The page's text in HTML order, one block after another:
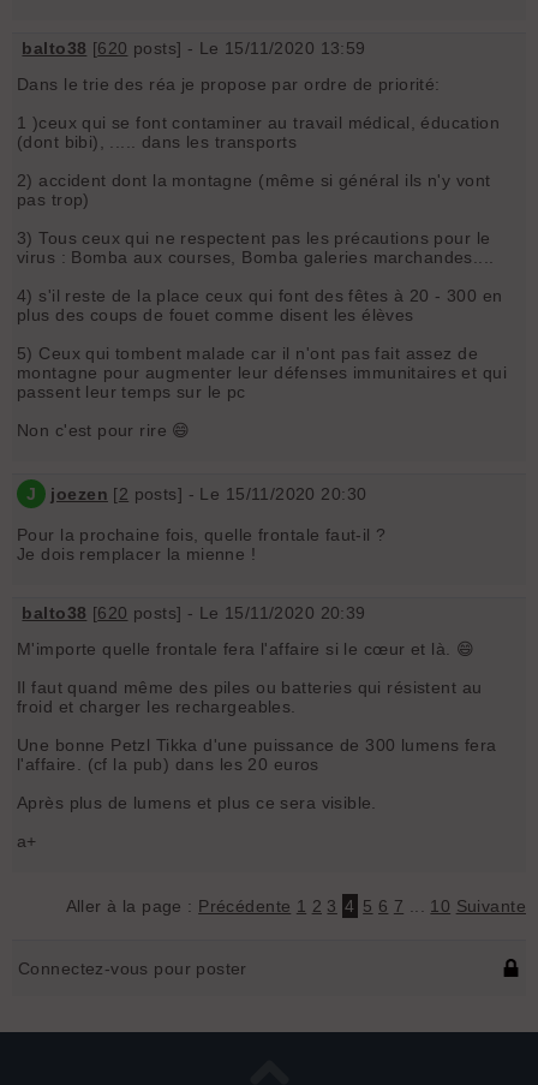
balto38 [620 posts] - Le 15/11/2020 13:59
Dans le trie des réa je propose par ordre de priorité:
1 )ceux qui se font contaminer au travail médical, éducation
(dont bibi), ..... dans les transports
2) accident dont la montagne (même si général ils n'y vont
pas trop)
3) Tous ceux qui ne respectent pas les précautions pour le
virus : Bomba aux courses, Bomba galeries marchandes....
4) s'il reste de la place ceux qui font des fêtes à 20 - 300 en
plus des coups de fouet comme disent les élèves
5) Ceux qui tombent malade car il n'ont pas fait assez de
montagne pour augmenter leur défenses immunitaires et qui
passent leur temps sur le pc
Non c'est pour rire 😄
J joezen [2 posts] - Le 15/11/2020 20:30
Pour la prochaine fois, quelle frontale faut-il ?
Je dois remplacer la mienne !
balto38 [620 posts] - Le 15/11/2020 20:39
M'importe quelle frontale fera l'affaire si le cœur et là. 😄
Il faut quand même des piles ou batteries qui résistent au
froid et charger les rechargeables.
Une bonne Petzl Tikka d'une puissance de 300 lumens fera
l'affaire. (cf la pub) dans les 20 euros
Après plus de lumens et plus ce sera visible.
a+
Aller à la page : Précédente 1 2 3 4 5 6 7 10 Suivante
Connectez-vous pour poster